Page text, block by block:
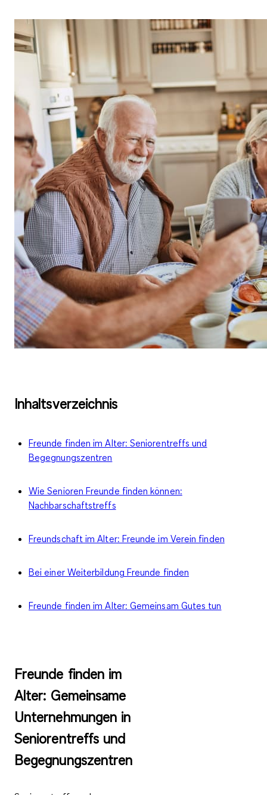
Inhaltsverzeichnis
Freunde finden im Alter: Seniorentreffs und
Begegnungszentren
Wie Senioren Freunde finden können:
Nachbarschaftstreffs
Freundschaft im Alter: Freunde im Verein finden
Bei einer Weiterbildung Freunde finden
Freunde finden im Alter: Gemeinsam Gutes tun
Freunde finden im
Alter: Gemeinsame
Unternehmungen in
Seniorentreffs und
Begegnungszentren